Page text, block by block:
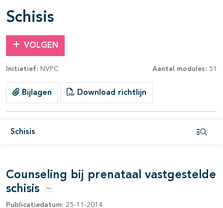
Schisis
VOLGEN
Initiatief: NVPC Aantal modules: 51
Bijlagen Download richtlijn
Schisis
open- en dichtklappen
open- en dichtklappen
open- en dichtklappen
Counseling bij prenataal vastgestelde
schisis
Opties
Publicatiedatum: 25-11-2014